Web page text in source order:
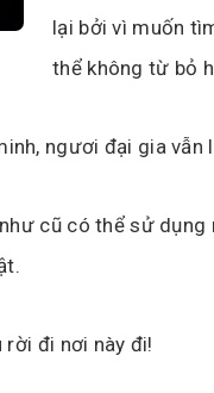
lại bởi vì muốn
thể không từ bỏ
ngươi đại gia vẫn
cũ có thể sử
đi nơi này đi!